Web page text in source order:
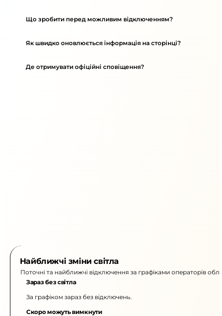
Що зробити перед можливим відключенням?
Як швидко оновлюється інформація на сторінці?
Де отримувати офіційні сповіщення?
Найближчі зміни світла
Поточні та найближчі відключення за графіками операторів
Зараз без світла
За графіком зараз без відключень.
Скоро можуть вимкнути